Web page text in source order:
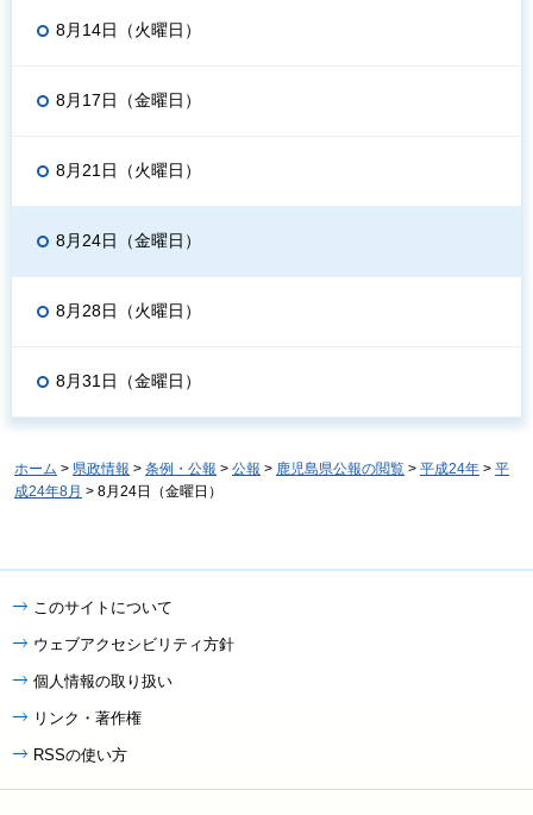
8月14日（火曜日）
8月17日（金曜日）
8月21日（火曜日）
8月24日（金曜日）
8月28日（火曜日）
8月31日（金曜日）
ホーム > 県政情報 > 条例・公報 > 公報 > 鹿児島県公報の閲覧 > 平成24年 > 平
成24年8月 > 8月24日（金曜日）
このサイトについて
ウェブアクセシビリティ方針
個人情報の取り扱い
リンク・著作権
RSSの使い方